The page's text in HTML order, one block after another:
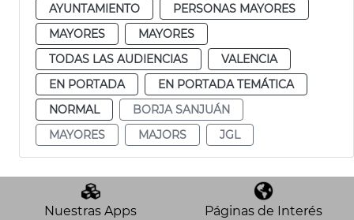
AYUNTAMIENTO
PERSONAS MAYORES
MAYORES
MAYORES
TODAS LAS AUDIENCIAS
VALENCIA
EN PORTADA
EN PORTADA TEMÁTICA
NORMAL
BORJA SANJUÁN
MAYORES
MAJORS JGL
Nuestras Apps Páginas de Interés